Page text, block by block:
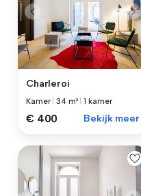
Charleroi
Kamer |34 m² |1 kamer
€ 400 Bekijk meer